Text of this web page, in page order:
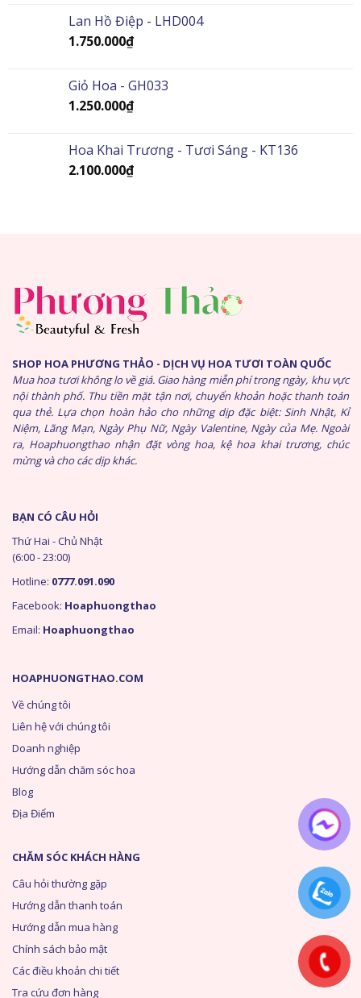
Lan Hồ Điệp - LHD004
1.750.000₫
Giỏ Hoa - GH033
1.250.000₫
Hoa Khai Trương - Tươi Sáng - KT136
2.100.000₫
SHOP HOA PHƯƠNG THẢO - DỊCH VỤ HOA TƯƠI TOÀN QUỐC
Mua hoa tươi không lo về giá. Giao hàng miễn phí trong ngày, khu vực
nội thành phố. Thu tiền mặt tận nơi, chuyển khoản hoặc thanh toán
qua thẻ. Lựa chọn hoàn hảo cho những dịp đặc biệt: Sinh Nhật, Kỉ
Niệm, Lãng Mạn, Ngày Phụ Nữ, Ngày Valentine, Ngày của Mẹ. Ngoài
ra, Hoaphuongthao nhận đặt vòng hoa, kệ hoa khai trương, chúc
mừng và cho các dịp khác.
HOAPHUONGTHAO.COM
Về chúng tôi
Liên hệ với chúng tôi
Doanh nghiệp
Hướng dẫn chăm sóc hoa
Blog
Địa Điểm
CHĂM SÓC KHÁCH HÀNG
Câu hỏi thường gặp
Hướng dẫn thanh toán
Hướng dẫn mua hàng
Chính sách bảo mật
Các điều khoản chi tiết
Tra cứu đơn hàng
BẠN CÓ CÂU HỎI
Thứ Hai - Chủ Nhật
(6:00 - 23:00)
Hotline: 0777.091.090
Facebook: Hoaphuongthao
Email: Hoaphuongthao